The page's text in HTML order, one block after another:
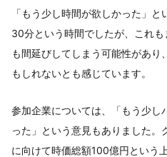
「もう少し時間が欲しかった」
30分という時間でしたが、これ
も間延びしてしまう可能性があ
もしれないとも感じています。
参加企業については、「もう少し
った」という意見もありました
に向けて時価総額100億円という